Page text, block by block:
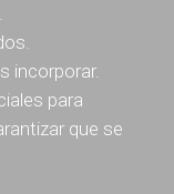
incorporar.
para
que se